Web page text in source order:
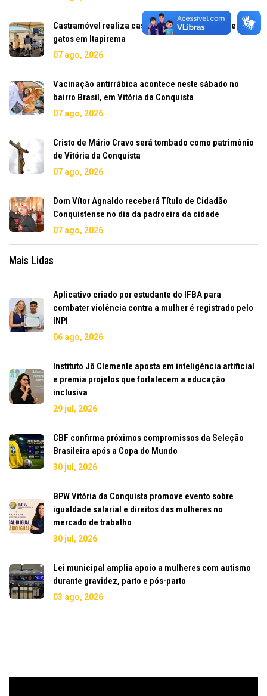
Castramóvel realiza castrações gratuitas de cães e
gatos em Itapirema
07 ago, 2026
Vacinação antirrábica acontece neste sábado no
bairro Brasil, em Vitória da Conquista
07 ago, 2026
Cristo de Mário Cravo será tombado como patrimônio
de Vitória da Conquista
07 ago, 2026
Dom Vítor Agnaldo receberá Título de Cidadão
Conquistense no dia da padroeira da cidade
07 ago, 2026
Mais Lidas
Aplicativo criado por estudante do IFBA para
combater violência contra a mulher é registrado pelo
INPI
06 ago, 2026
Instituto Jô Clemente aposta em inteligência artificial
e premia projetos que fortalecem a educação
inclusiva
29 jul, 2026
CBF confirma próximos compromissos da Seleção
Brasileira após a Copa do Mundo
30 jul, 2026
BPW Vitória da Conquista promove evento sobre
igualdade salarial e direitos das mulheres no
mercado de trabalho
30 jul, 2026
Lei municipal amplia apoio a mulheres com autismo
durante gravidez, parto e pós-parto
03 ago, 2026